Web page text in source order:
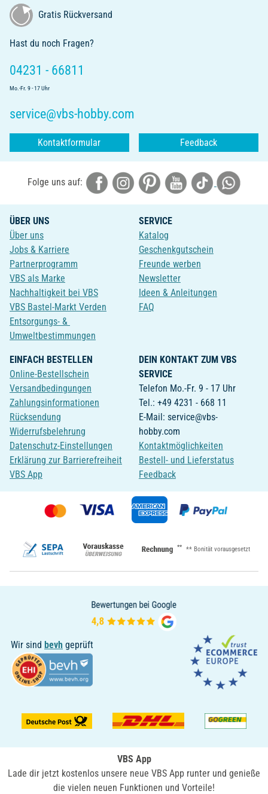
Gratis Rückversand
Hast du noch Fragen?
04231 - 66811
Mo.-Fr. 9 - 17 Uhr
service@vbs-hobby.com
Kontaktformular Feedback
Folge uns auf:
ÜBER UNS
Über uns
Jobs & Karriere
Partnerprogramm
VBS als Marke
Nachhaltigkeit bei VBS
VBS Bastel-Markt Verden
Entsorgungs- &
Umweltbestimmungen
SERVICE
Katalog
Geschenkgutschein
Freunde werben
Newsletter
Ideen & Anleitungen
FAQ
EINFACH BESTELLEN
Online-Bestellschein
Versandbedingungen
Zahlungsinformationen
Rücksendung
Widerrufsbelehrung
Datenschutz-Einstellungen
Erklärung zur Barrierefreiheit
VBS App
DEIN KONTAKT ZUM VBS
SERVICE
Telefon Mo.-Fr. 9 - 17 Uhr
Tel.: +49 4231 - 668 11
E-Mail: service@vbs-
hobby.com
Kontaktmöglichkeiten
Bestell- und Lieferstatus
Feedback
** ** Bonität vorausgesetzt
Wir sind bevh geprüft
VBS App
Lade dir jetzt kostenlos unsere neue VBS App runter und genieße
die vielen neuen Funktionen und Vorteile!